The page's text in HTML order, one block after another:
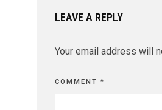
LEAVE A REPLY
Your email address will
COMMENT *